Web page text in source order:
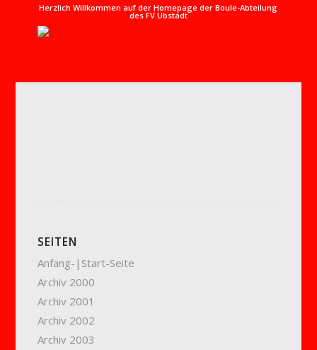
Herzlich Willkommen auf der Homepage der Boule-Abteilung
des FV Ubstadt
SEITEN
Anfang-|Start-Seite
Archiv 2000
Archiv 2001
Archiv 2002
Archiv 2003